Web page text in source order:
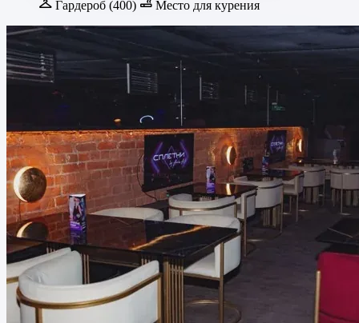
Гардероб (400) Место для курения